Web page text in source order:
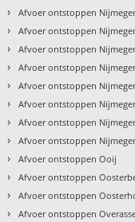
› Afvoer ontstoppen
› Afvoer ontstoppen
› Afvoer ontstoppen
› Afvoer ontstoppen
› Afvoer ontstoppen
› Afvoer ontstoppen
› Afvoer ontstoppen
› Afvoer ontstoppen
› Afvoer ontstoppen Ooij
› Afvoer ontstoppen
› Afvoer ontstoppen
› Afvoer ontstoppen